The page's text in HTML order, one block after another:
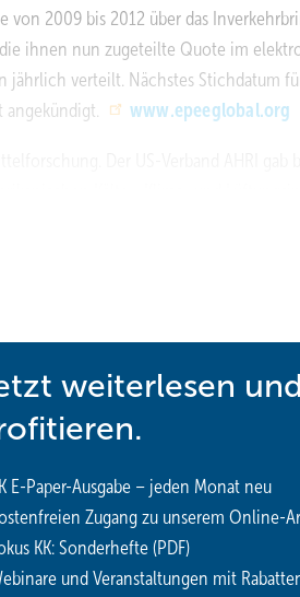
2009 bis 2012 über das
ihnen nun zugeteilte Quote im
jährlich verteilt. Nächstes Stichdatum
angekündigt.
www.epeeglobal.org
der nächsten Generation zu
weiterlesen und
E-Paper-Ausgabe – jeden Monat neu
Zugang zu unserem Online-
KK: Sonderhefte (PDF)
und Veranstaltungen mit